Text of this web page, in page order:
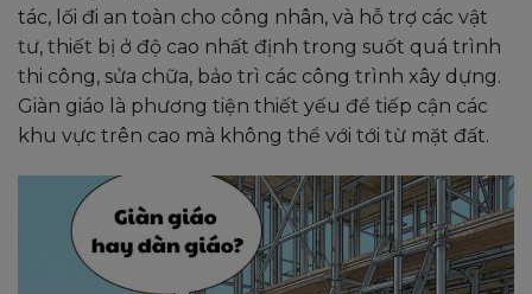
tác, lối đi an toàn cho công nhân, và hỗ trợ các vật
tư, thiết bị ở độ cao nhất định trong suốt quá trình
thi công, sửa chữa, bảo trì các công trình xây dựng.
Giàn giáo là phương tiện thiết yếu để tiếp cận các
khu vực trên cao mà không thể với tới từ mặt đất.